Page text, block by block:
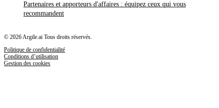
Partenaires et apporteurs d'affaires : équipez ceux qui vous
recommandent
© 2026 Argile.ai Tous droits réservés.
Politique de confidentialité
Conditions d’utilisation
Gestion des cookies